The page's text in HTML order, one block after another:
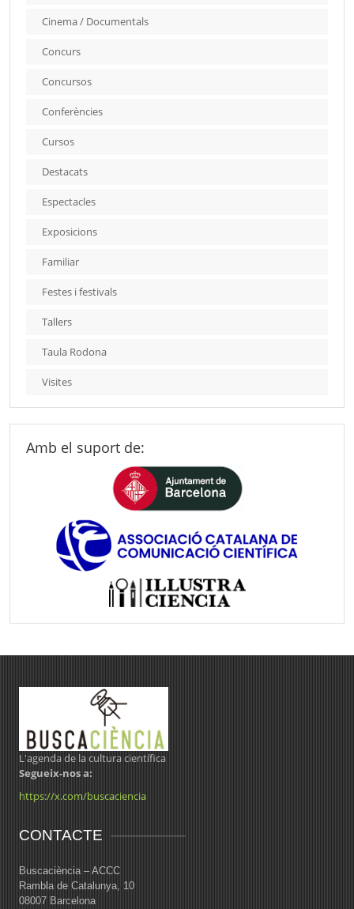
Cinema / Documentals
Concurs
Concursos
Conferències
Cursos
Destacats
Espectacles
Exposicions
Familiar
Festes i festivals
Tallers
Taula Rodona
Visites
Amb el suport de:
L'agenda de la cultura científica
Segueix-nos a:
https://x.com/buscaciencia
CONTACTE
Buscaciència – ACCC
Rambla de Catalunya, 10
08007 Barcelona